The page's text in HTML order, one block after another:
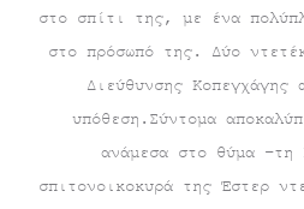
στο σπίτι της, με ένα
στο πρόσωπό της. Δύο
Διεύθυνσης Κοπεγχάγης
υπόθεση.Σύντομα
ανάμεσα στο θύμα –τη
σπιτονοικοκυρά της Έστερ
was:
€16.60.
τιμή
είναι:
€14.94.